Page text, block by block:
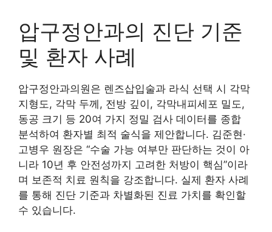
압구정안과의 진단 기준
및 환자 사례
압구정안과의원은 렌즈삽입술과 라식 선택 시 각막
지형도, 각막 두께, 전방 깊이, 각막내피세포 밀도,
동공 크기 등 20여 가지 정밀 검사 데이터를 종합
분석하여 환자별 최적 술식을 제안합니다. 김준현·
고병우 원장은 “수술 가능 여부만 판단하는 것이 아
니라 10년 후 안전성까지 고려한 처방이 핵심”이라
며 보존적 치료 원칙을 강조합니다. 실제 환자 사례
를 통해 진단 기준과 차별화된 진료 가치를 확인할
수 있습니다.